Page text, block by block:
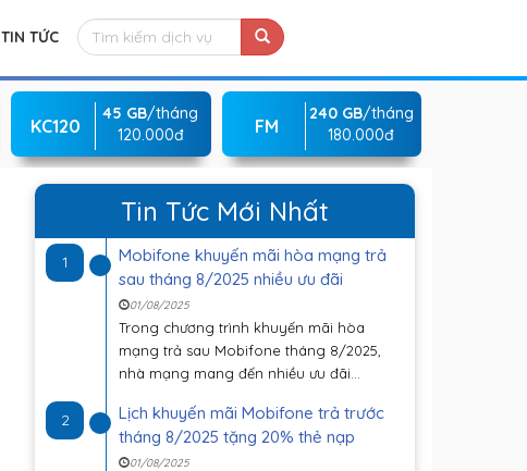
TIN TỨC
KC120
45 GB/tháng
120.000đ
FM
240 GB/tháng
180.000đ
Tin Tức Mới Nhất
1
Mobifone khuyến mãi hòa mạng trả
sau tháng 8/2025 nhiều ưu đãi
01/08/2025
Trong chương trình khuyến mãi hòa
mạng trả sau Mobifone tháng 8/2025,
nhà mạng mang đến nhiều ưu đãi...
2
Lịch khuyến mãi Mobifone trả trước
tháng 8/2025 tặng 20% thẻ nạp
01/08/2025